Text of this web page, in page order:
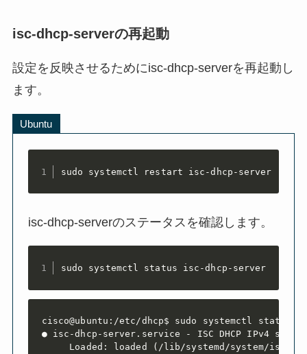
isc-dhcp-serverの再起動
設定を反映させるためにisc-dhcp-serverを再起動し
ます。
Ubuntu
sudo systemctl restart isc-dhcp-server
isc-dhcp-serverのステータスを確認します。
sudo systemctl status isc-dhcp-server
cisco@ubuntu:/etc/dhcp$ sudo systemctl status
● isc-dhcp-server.service - ISC DHCP IPv4
Loaded: loaded (/lib/systemd/system/isc-